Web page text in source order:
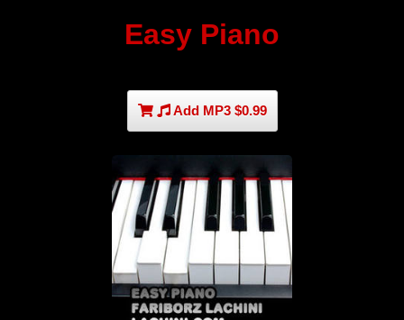
Easy Piano
Add MP3 $0.99